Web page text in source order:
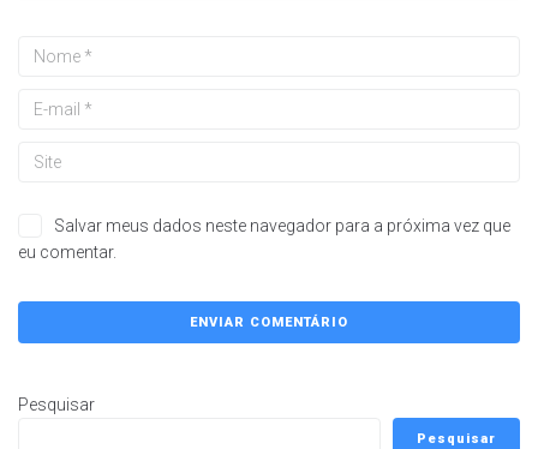
Salvar meus dados neste navegador para a próxima vez que
eu comentar.
Pesquisar
Pesquisar